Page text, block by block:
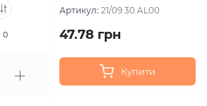
0
Артикул: 21/09.30.AL00
47.78 грн
Купити